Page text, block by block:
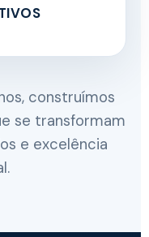
construímos
se transformam
e excelência